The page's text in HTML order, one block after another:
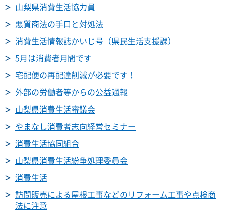
山梨県消費生活協力員
悪質商法の手口と対処法
消費生活情報誌かいじ号（県民生活支援課）
5月は消費者月間です
宅配便の再配達削減が必要です！
外部の労働者等からの公益通報
山梨県消費生活審議会
やまなし消費者志向経営セミナー
消費生活協同組合
山梨県消費生活紛争処理委員会
消費生活
訪問販売による屋根工事などのリフォーム工事や点検商
法に注意